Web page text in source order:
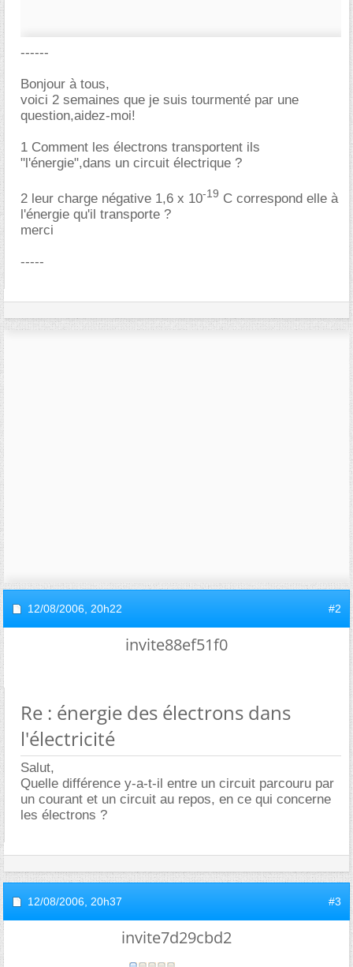
------
Bonjour à tous,
voici 2 semaines que je suis tourmenté par une
question,aidez-moi!
1 Comment les électrons transportent ils
"l'énergie",dans un circuit électrique ?
2 leur charge négative 1,6 x 10-19 C correspond elle à
l'énergie qu'il transporte ?
merci
-----
12/08/2006, 20h22 #2
invite88ef51f0
Re : énergie des électrons dans
l'électricité
Salut,
Quelle différence y-a-t-il entre un circuit parcouru par
un courant et un circuit au repos, en ce qui concerne
les électrons ?
12/08/2006, 20h37 #3
invite7d29cbd2